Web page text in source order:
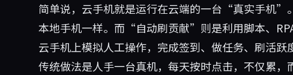
简单说，云手机就是运行在云端的一台“真实手机”
本地手机一样。而“自动刷贡献”则是利用脚本、
云手机上模拟人工操作，完成签到、做任务、刷活跃
传统做法是人手一台真机，每天按时点击，不仅累